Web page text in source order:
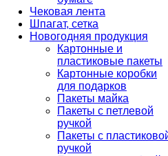
Чековая лента
Шпагат, сетка
Новогодняя продукция
Картонные и
пластиковые пакеты
Картонные коробки
для подарков
Пакеты майка
Пакеты с петлевой
ручкой
Пакеты с
ручкой